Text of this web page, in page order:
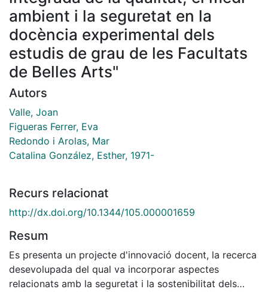
ambient i la seguretat en la
docència experimental dels
estudis de grau de les Facultats
de Belles Arts"
Autors
Valle, Joan
Figueras Ferrer, Eva
Redondo i Arolas, Mar
Catalina González, Esther, 1971-
Recurs relacionat
http://dx.doi.org/10.1344/105.000001659
Resum
Es presenta un projecte d'innovació docent, la recerca
desevolupada del qual va incorporar aspectes
relacionats amb la seguretat i la sostenibilitat dels